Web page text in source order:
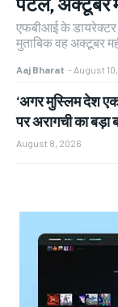
एफबीआई के
मुताबिक वह अक्टूबर
Aaj Bharat - August
‘अगर मुस्लिम देश
पर अरागची का बड़ा
August 8, 2026